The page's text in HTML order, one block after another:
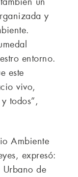
y
entorno.
este
vivo,
todos”,
Ambiente
expresó:
Urbano de